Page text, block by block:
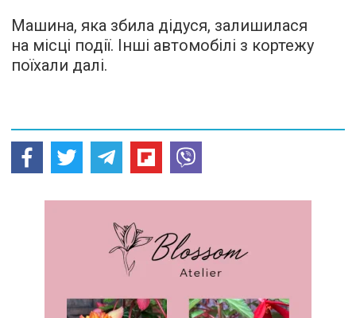
Машина, яка збила дідуся, залишилася
на місці події. Інші автомобілі з кортежу
поїхали далі.